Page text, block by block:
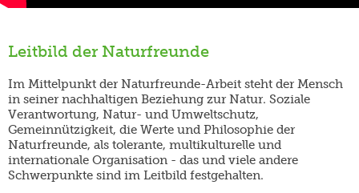
Leitbild der Naturfreunde
Im Mittelpunkt der Naturfreunde-Arbeit steht der Mensch
in seiner nachhaltigen Beziehung zur Natur. Soziale
Verantwortung, Natur- und Umweltschutz,
Gemeinnützigkeit, die Werte und Philosophie der
Naturfreunde, als tolerante, multikulturelle und
internationale Organisation - das und viele andere
Schwerpunkte sind im Leitbild festgehalten.